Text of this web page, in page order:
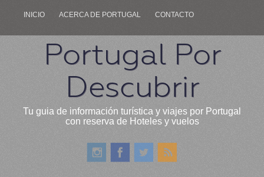
INICIO ACERCA DE PORTUGAL CONTACTO
Portugal Por
Descubrir
Tu guia de información turística y viajes por Portugal
con reserva de Hoteles y vuelos